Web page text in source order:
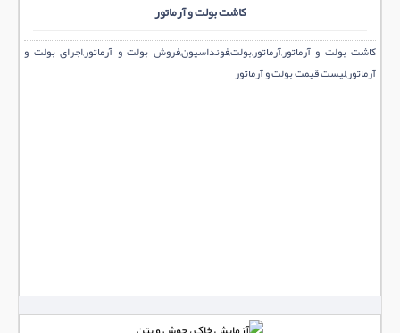
کاشت بولت و آرماتور
کاشت بولت و آرماتور,آرماتور,بولت,فونداسیون,فروش بولت و آرماتور,اجرای بولت و
آرماتور,لیست قیمت بولت و آرماتور